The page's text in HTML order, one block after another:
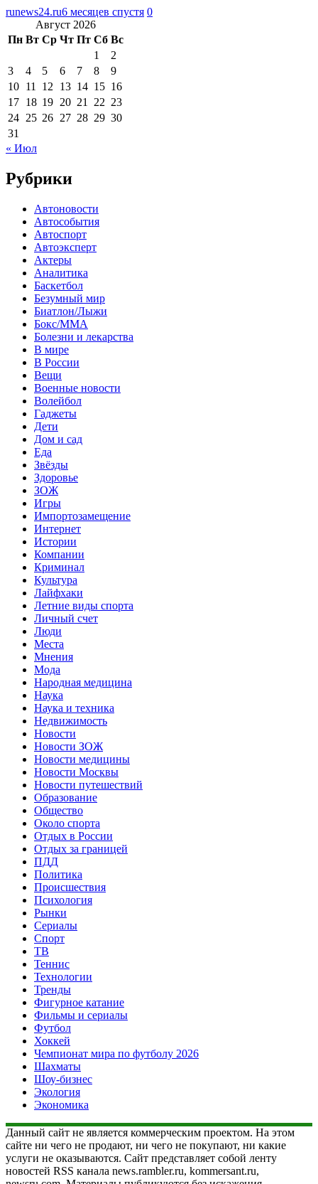
runews24.ru6 месяцев спустя 0
Август 2026
Пн Вт Ср Чт Пт Сб Вс
1
2
3
4 5 6 7 8
9
10 11 12 13 14 15 16
17 18 19 20 21 22 23
24 25 26 27 28 29 30
31
« Июл
Рубрики
Автоновости
Автособытия
Автоспорт
Автоэксперт
Актеры
Аналитика
Баскетбол
Безумный мир
Биатлон/Лыжи
Бокс/MMA
Болезни и лекарства
В мире
В России
Вещи
Военные новости
Волейбол
Гаджеты
Дети
Дом и сад
Еда
Звёзды
Здоровье
ЗОЖ
Игры
Импортозамещение
Интернет
Истории
Компании
Криминал
Культура
Лайфхаки
Летние виды спорта
Личный счет
Люди
Места
Мнения
Мода
Народная медицина
Наука
Наука и техника
Недвижимость
Новости
Новости ЗОЖ
Новости медицины
Новости Москвы
Новости путешествий
Образование
Общество
Около спорта
Отдых в России
Отдых за границей
ПДД
Политика
Происшествия
Психология
Рынки
Сериалы
Спорт
ТВ
Теннис
Технологии
Тренды
Фигурное катание
Фильмы и сериалы
Футбол
Хоккей
Чемпионат мира по футболу 2026
Шахматы
Шоу-бизнес
Экология
Экономика
Данный сайт не является коммерческим проектом. На этом
сайте ни чего не продают, ни чего не покупают, ни какие
услуги не оказываются. Сайт представляет собой ленту
новостей RSS канала news.rambler.ru, kommersant.ru,